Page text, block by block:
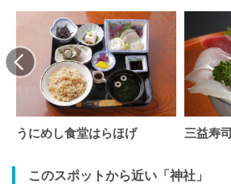
うにめし食堂はらほげ 三益寿司
このスポットから近い「神社」